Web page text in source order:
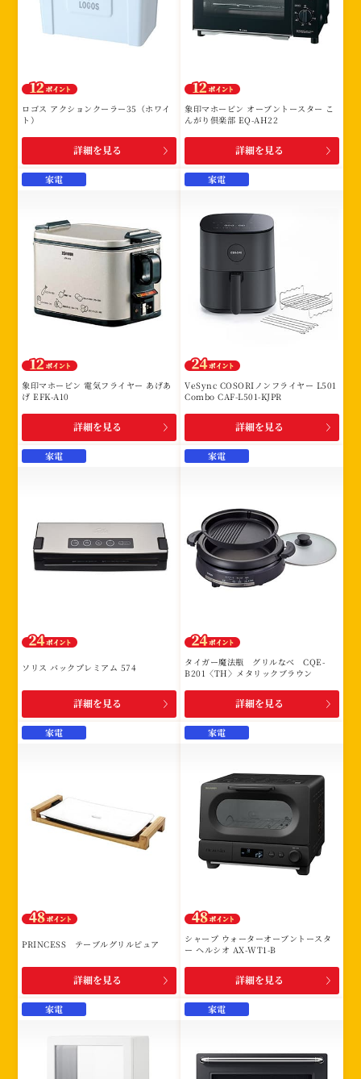
ロゴス アクションクーラー35（ホワイ
ト）
詳細を見る
象印マホービン オーブントースター こ
んがり倶楽部 EQ-AH22
詳細を見る
家電
象印マホービン 電気フライヤー あげあ
げ EFK-A10
詳細を見る
家電
VeSync COSORIノンフライヤー L501
Combo CAF-L501-KJPR
詳細を見る
家電
ソリス バックプレミアム 574
詳細を見る
家電
タイガー魔法瓶 グリルなべ CQE-
B201〈TH〉メタリックブラウン
詳細を見る
家電
PRINCESS テーブルグリルピュア
詳細を見る
家電
シャープ ウォーターオーブントースタ
ー ヘルシオ AX-WT1-B
詳細を見る
家電 家電